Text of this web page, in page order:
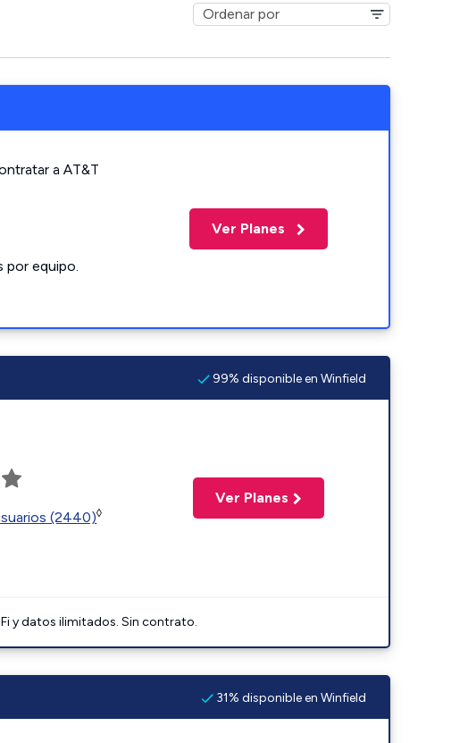
a AT&T
por equipo.
Ver Planes
99% disponible en Winfield
(2440)◊
Ver Planes
y datos ilimitados. Sin contrato.
31% disponible en Winfield